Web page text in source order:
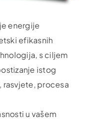
energije
efikasnih
s ciljem
istog
procesa
u vašem